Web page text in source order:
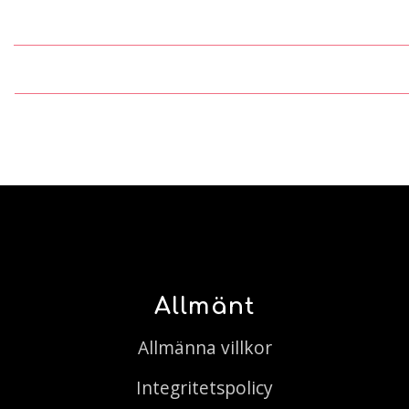
Allmänt
Allmänna villkor
Integritetspolicy